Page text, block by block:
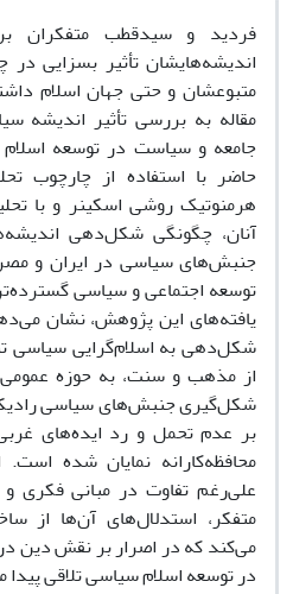
فردید و سیدقطب متفکران
اندیشه‌هایشان تأثیر بسزایی
متبوعشان و حتی جهان اسلام
مقاله به بررسی تأثیر
جامعه و سیاست در توسعه
حاضر با استفاده از چارچوب
هرمنوتیک روشی اسکینر و با
آنان، چگونگی شکل‌دهی
جنبش‌های سیاسی در ایران و
توسعه اجتماعی و سیاسی
یافته‌های این پژوهش، نشان
شکل‌‌دهی به اسلام‌گرایی سیاسی
از مذهب و سنت، به حوزه عمومی
شکل‌گیری جنبش‌های سیاسی
بر عدم تحمل و رد ایده‌های
محافظه‌کارانه نمایان شده
علی‌رغم تفاوت در مبانی فکری
متفکر، استدلال‌های آن‌ها از
می‌کند که در اصرار بر نقش دین
در توسعه اسلام سیاسی تلاقی